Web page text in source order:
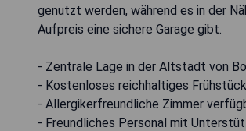
genutzt werden, während es in der
Aufpreis eine sichere Garage gibt.
- Zentrale Lage in der Altstadt von
- Kostenloses reichhaltiges Frühstück
- Allergikerfreundliche Zimmer
- Freundliches Personal mit